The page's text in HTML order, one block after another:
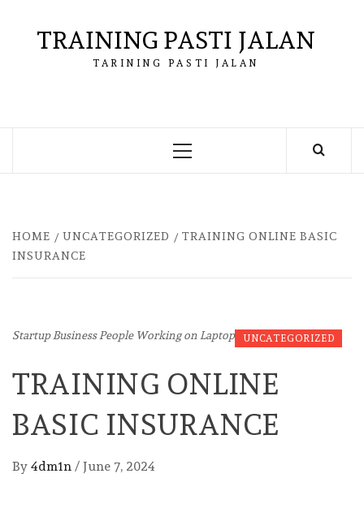
contentTRAINING PASTI JALAN
TARINING PASTI JALAN
Primary
HOME UNCATEGORIZED
TRAINING ONLINE BASIC
INSURANCE
Startup Business People Working on Laptop UNCATEGORIZED
TRAINING ONLINE
BASIC INSURANCE
By 4dm1n / June 7, 2024